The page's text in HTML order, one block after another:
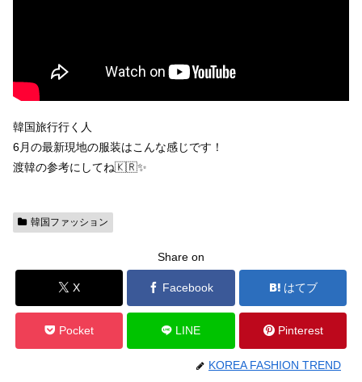
韓国旅行行く人
6月の最新現地の服装はこんな感じです！
渡韓の参考にしてね🇰🇷✨
韓国ファッション
Share on
X Facebook はてブ
Pocket LINE Pinterest
KOREA FASHION TREND